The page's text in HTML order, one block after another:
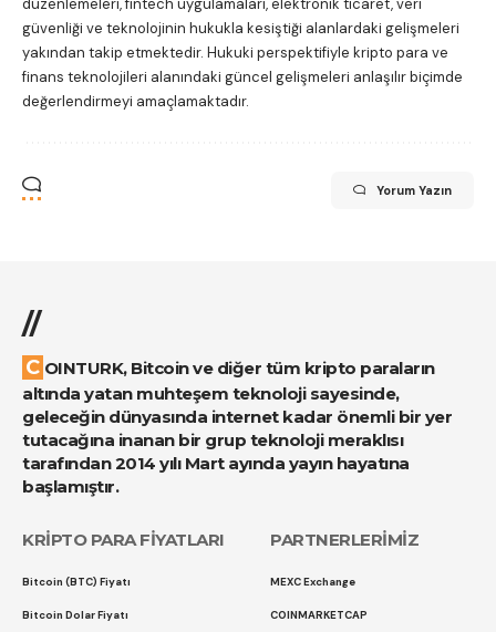
düzenlemeleri, fintech uygulamaları, elektronik ticaret, veri
güvenliği ve teknolojinin hukukla kesiştiği alanlardaki gelişmeleri
yakından takip etmektedir. Hukuki perspektifiyle kripto para ve
finans teknolojileri alanındaki güncel gelişmeleri anlaşılır biçimde
değerlendirmeyi amaçlamaktadır.
Yorum Yazın
//
COINTURK, Bitcoin ve diğer tüm kripto paraların
altında yatan muhteşem teknoloji sayesinde,
geleceğin dünyasında internet kadar önemli bir yer
tutacağına inanan bir grup teknoloji meraklısı
tarafından 2014 yılı Mart ayında yayın hayatına
başlamıştır.
KRİPTO PARA FİYATLARI
Bitcoin (BTC) Fiyatı
Bitcoin Dolar Fiyatı
PARTNERLERİMİZ
MEXC Exchange
COINMARKETCAP